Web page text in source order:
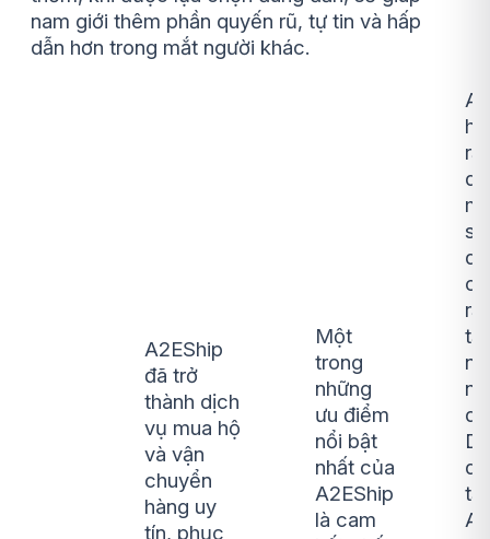
nam giới thêm phần quyến rũ, tự tin và hấp
dẫn hơn trong mắt người khác.
A2EShip
đã trở
thành dịch
vụ mua hộ
và vận
chuyển
hàng uy
tín, phục
Một
trong
những
ưu điểm
nổi bật
nhất của
A2EShip
là cam
tại